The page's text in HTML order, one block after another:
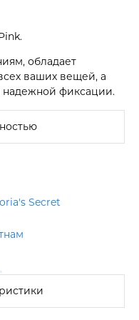
обладает
ваших вещей, а
надежной фиксации.
бренда.
Secret
size